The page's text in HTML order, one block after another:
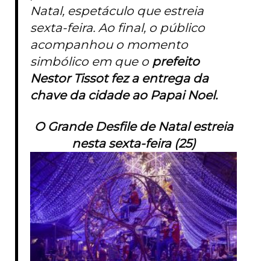
Natal, espetáculo que estreia
sexta-feira. Ao final, o público
acompanhou o momento
simbólico em que o prefeito
Nestor Tissot fez a entrega da
chave da cidade ao Papai Noel.
O Grande Desfile de Natal estreia
nesta sexta-feira (25)